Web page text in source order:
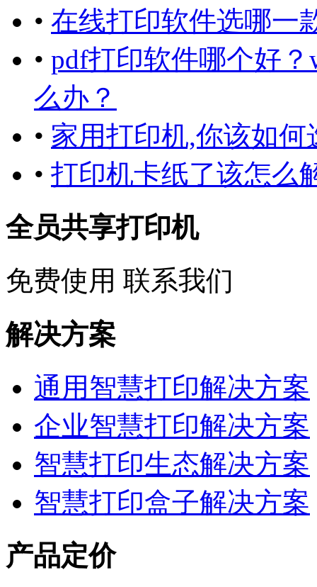
• 在线打印软件选哪一
• pdf打印软件哪个好
么办？
• 家用打印机,你该如何
• 打印机卡纸了该怎么
全员共享打印机
免费使用 联系我们
解决方案
通用智慧打印解决方案
企业智慧打印解决方案
智慧打印生态解决方案
智慧打印盒子解决方案
产品定价